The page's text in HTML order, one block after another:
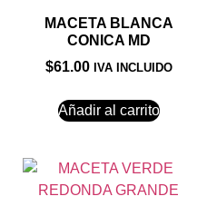
MACETA BLANCA
CONICA MD
$61.00 IVA INCLUIDO
Añadir al carrito